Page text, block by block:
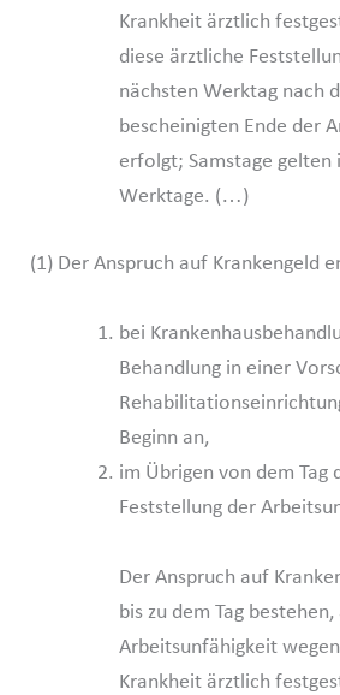
Krankheit ärztlich
diese ärztliche
nächsten Werktag nach
bescheinigten Ende der
erfolgt; Samstage
Werktage. (…)
(1) Der Anspruch auf Krankengeld
bei
Behandlung in einer
Beginn an,
im Übrigen von dem Tag
Feststellung der
Der Anspruch auf
bis zu dem Tag
Arbeitsunfähigkeit
Krankheit ärztlich